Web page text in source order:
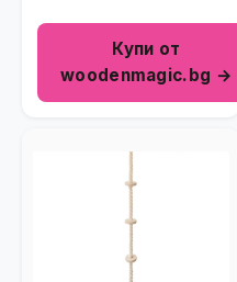
Купи от
woodenmagic.bg →